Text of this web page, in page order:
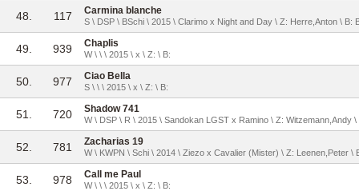
48. 117 Carmina blanche
S \ DSP \ BSchi \ 2015 \ Clarimo x Night and Day \ Z: Herre,Anton \ B:
49. 939 Chaplis
W \ \ \ 2015 \ x \ Z: \ B:
50. 977 Ciao Bella
S \ \ \ 2015 \ x \ Z: \ B:
51. 720 Shadow 741
W \ DSP \ R \ 2015 \ Sandokan LGST x Ramino \ Z: Witzemann,Andy
52. 781 Zacharias 19
W \ KWPN \ Schi \ 2014 \ Ziezo x Cavalier (Mister) \ Z: Leenen,Peter \
53. 978 Call me Paul
W \ \ \ 2015 \ x \ Z: \ B: